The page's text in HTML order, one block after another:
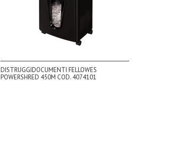
DISTRUGGIDOCUMENTI FELLOWES
POWERSHRED 450M COD. 4074101